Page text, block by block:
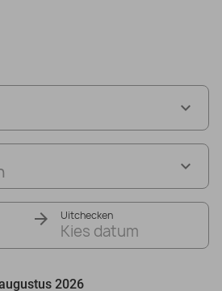
Uitchecken
Kies datum
2026